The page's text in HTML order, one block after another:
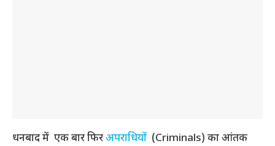
धनबाद में एक बार फिरअपराधियों (Criminals) का आंतक